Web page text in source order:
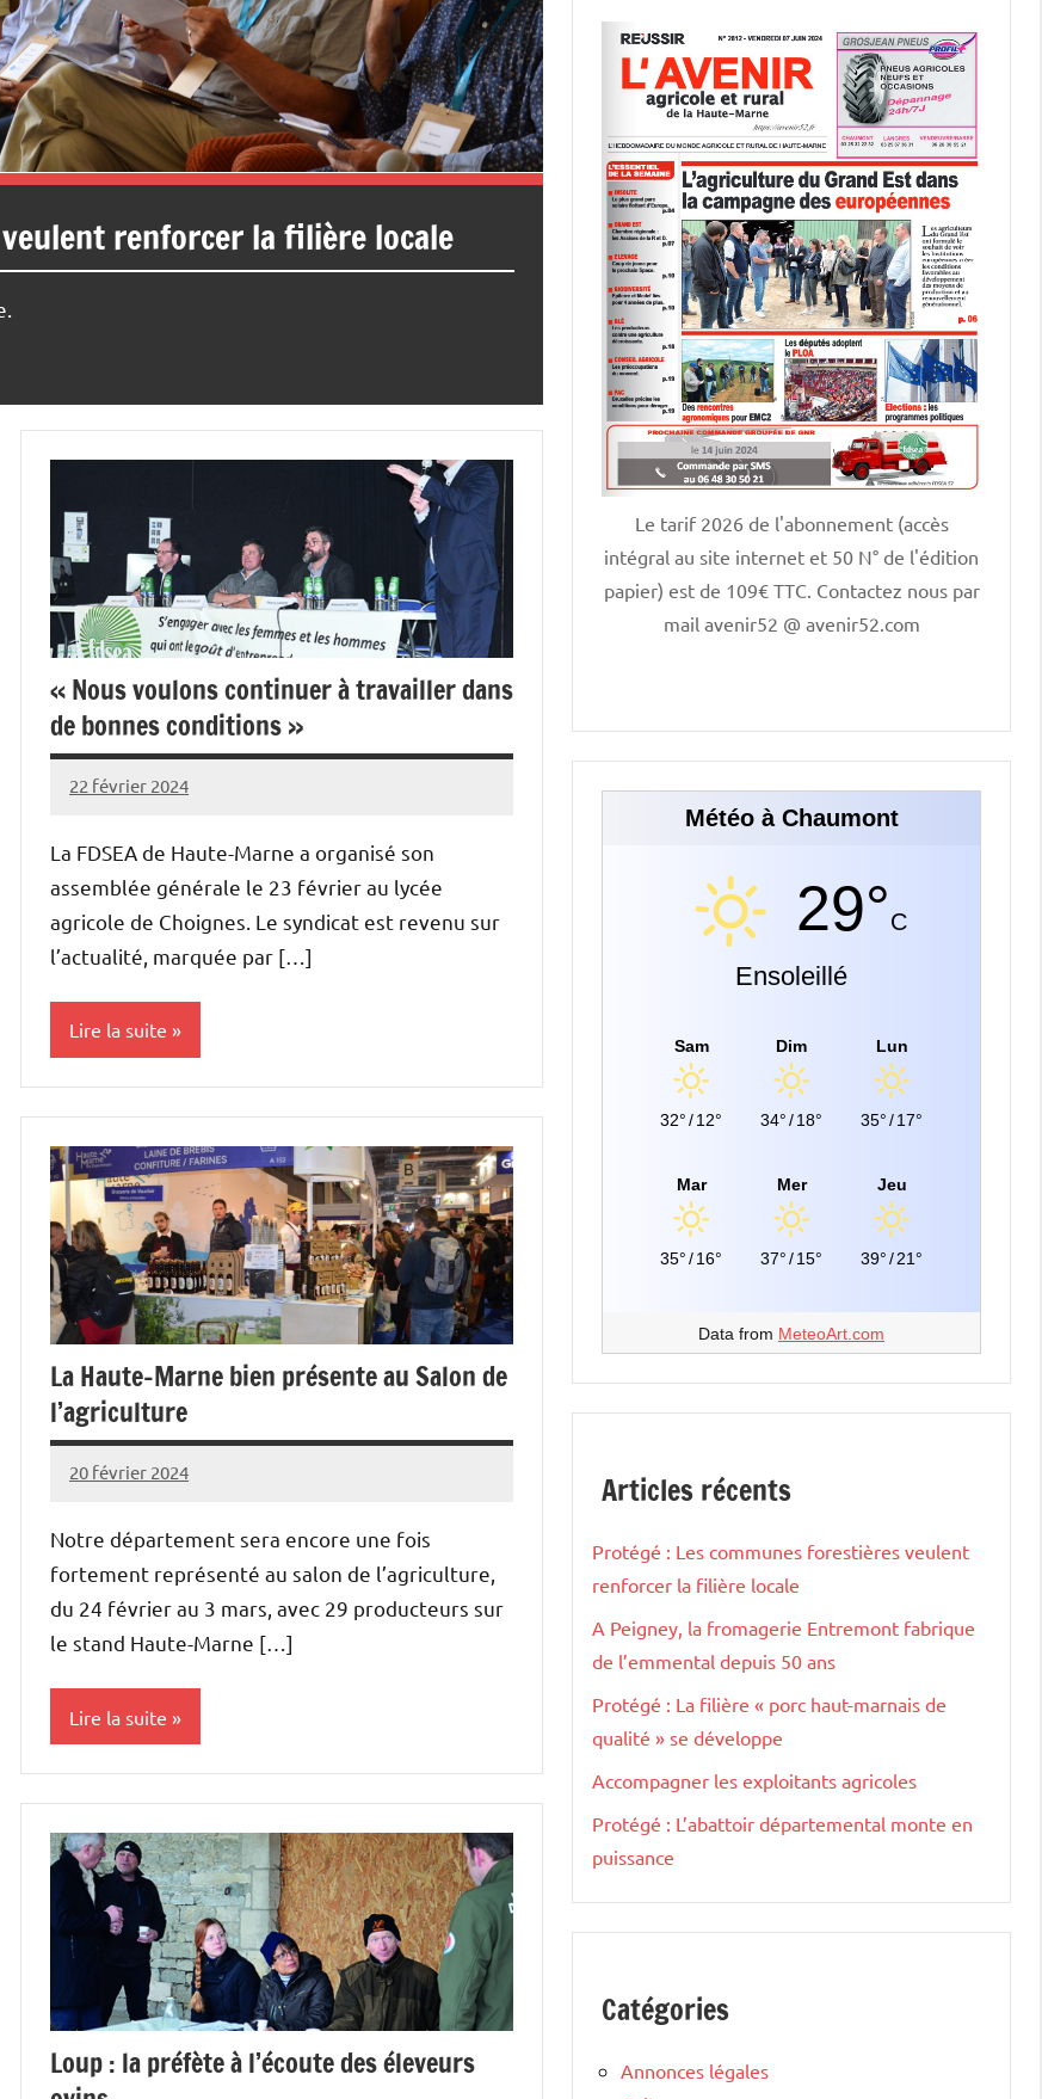
renforcer la filière locale
« Nous voulons continuer à travailler dans
de bonnes conditions »
22 février 2024
L'Avenir
et
Rural
La FDSEA de Haute-Marne a organisé son
assemblée générale le 23 février au lycée
agricole de Choignes. Le syndicat est revenu sur
l’actualité, marquée par […]
Lire la suite
Elevages
Vie
professionnelle
La Haute-Marne bien présente au Salon de
l’agriculture
20 février 2024
L'Avenir
et
Rural
Notre département sera encore une fois
fortement représenté au salon de l’agriculture,
du 24 février au 3 mars, avec 29 producteurs sur
le stand Haute-Marne […]
Lire la suite
Elevages
Initiatives
Vie
professionnelle
Loup : la préfète à l’écoute des éleveurs
Le tarif 2026 de l'abonnement (accès
intégral au site internet et 50 N° de l'édition
papier) est de 109€ TTC. Contactez nous par
mail avenir52 @ avenir52.com
Météo à Chaumont
29°C
Ensoleillé
Sam
32°/12°
Dim
34°/18°
Lun
35°/17°
Mar
35°/16°
Mer
37°/15°
Jeu
39°/21°
Data from MeteoArt.com
Articles récents
Protégé : Les communes forestières veulent
renforcer la filière locale
A Peigney, la fromagerie Entremont fabrique
de l’emmental depuis 50 ans
Protégé : La filière « porc haut-marnais de
qualité » se développe
Accompagner les exploitants agricoles
Protégé : L’abattoir départemental monte en
puissance
Catégories
Annonces légales